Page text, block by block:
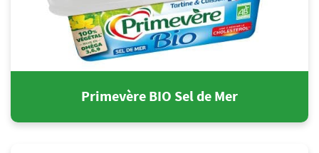
Primevère BIO Sel de Mer